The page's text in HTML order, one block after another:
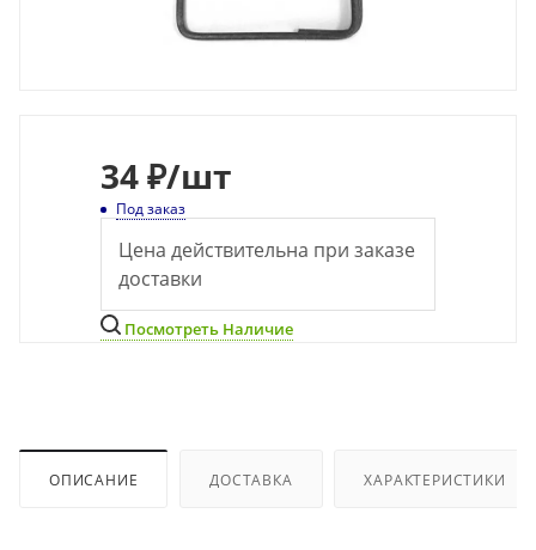
34₽/шт
Под заказ
Цена действительна при заказе
доставки
Посмотреть Наличие
ОПИСАНИЕ ДОСТАВКА ХАРАКТЕРИСТИКИ